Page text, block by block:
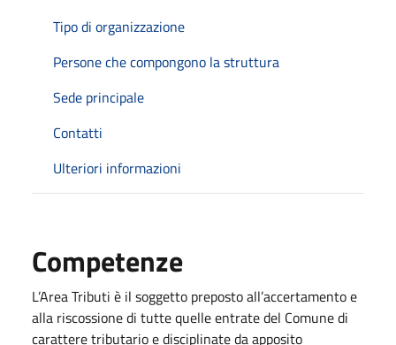
Tipo di organizzazione
Persone che compongono la struttura
Sede principale
Contatti
Ulteriori informazioni
Competenze
L’Area Tributi è il soggetto preposto all’accertamento e
alla riscossione di tutte quelle entrate del Comune di
carattere tributario e disciplinate da apposito